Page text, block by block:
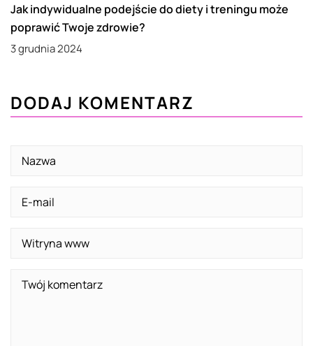
Jak indywidualne podejście do diety i treningu może
poprawić Twoje zdrowie?
3 grudnia 2024
DODAJ KOMENTARZ